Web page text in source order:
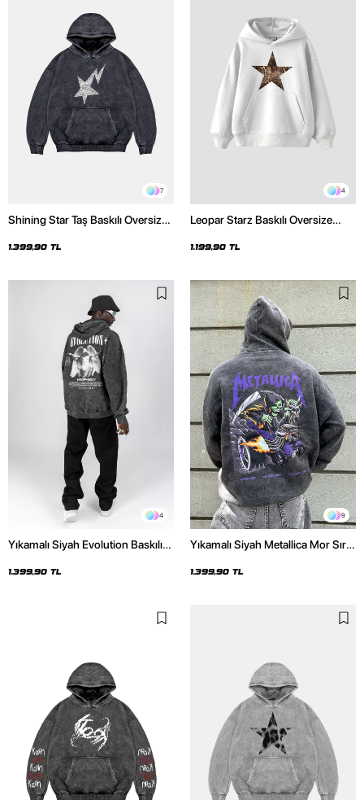
7
Shining Star Taş Baskılı Oversize
Hoodie
1.399,90 TL
4
Leopar Starz Baskılı Oversize
1.199,90 TL
4
Yıkamalı Siyah Evolution Baskılı
Hoodie
1.399,90 TL
9
Yıkamalı Siyah Metallica Mor Sırt
Hoodie
1.399,90 TL